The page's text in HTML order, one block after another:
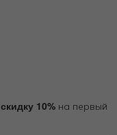
скидку 10% на первый